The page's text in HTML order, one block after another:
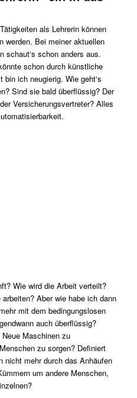
als Lehrerin können
werden. Bei meiner aktuellen
schaut‘s schon anders aus.
schon durch künstliche
ich neugierig. Wie geht‘s
Sind sie bald überflüssig? Der
Versicherungsvertreter? Alles
Wie wird die Arbeit verteilt?
Aber wie habe ich dann
mit dem bedingungslosen
auch überflüssig?
Maschinen zu
zu sorgen? Definiert
nicht mehr durch das Anhäufen
um andere Menschen,